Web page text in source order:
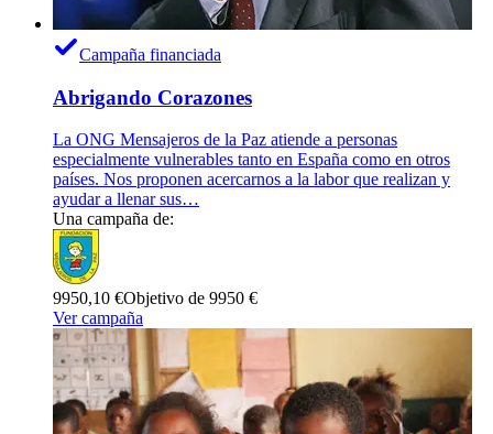
Campaña financiada
Abrigando Corazones
La ONG Mensajeros de la Paz atiende a personas
especialmente vulnerables tanto en España como en otros
países. Nos proponen acercarnos a la labor que realizan y
ayudar a llenar sus…
Una campaña de:
9950,10 €Objetivo de 9950 €
Ver campaña